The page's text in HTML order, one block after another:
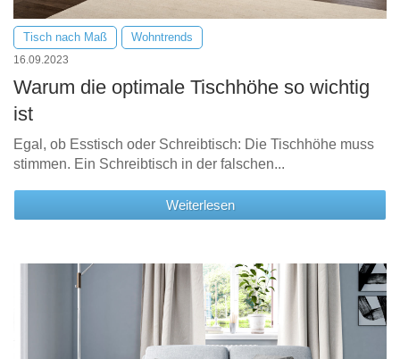
Tisch nach Maß Wohntrends
16.09.2023
Warum die optimale Tischhöhe so wichtig
ist
Egal, ob Esstisch oder Schreibtisch: Die Tischhöhe muss
stimmen. Ein Schreibtisch in der falschen...
Weiterlesen